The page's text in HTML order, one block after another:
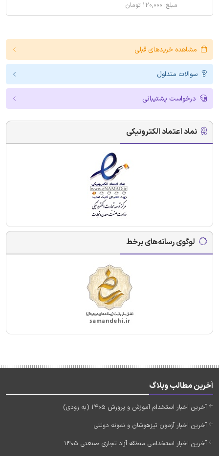
مبلغ: ۱۲۰,۰۰۰ تومان
مشاهده خریدهای قبلی
سوالات متداول
درخواست پشتیبانی
نماد اعتماد الکترونیکی
لوگوی رسانه‌های برخط
آخرین مطالب وبلاگ
آخرین اخبار استخدام آموزش و پرورش 1405 (به زودی)
آخرین اخبار آزمون تیزهوشان و نمونه دولتی
آخرین اخبار استخدامی منطقه آزاد تجاری صنعتی 1405